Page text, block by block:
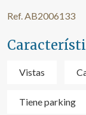
Ref. AB2006133
Vistas
Tiene parking